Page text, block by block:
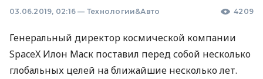
03.06.2019, 02:16 — Технологии&Авто 4209
Генеральный директор космической компании
SpaceX Илон Маск поставил перед собой несколько
глобальных целей на ближайшие несколько лет.